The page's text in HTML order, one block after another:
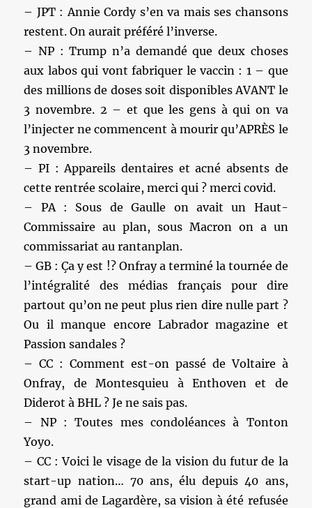
– JPT : Annie Cordy s’en va mais ses chansons
restent. On aurait préféré l’inverse.
– NP : Trump n’a demandé que deux choses
aux labos qui vont fabriquer le vaccin : 1 – que
des millions de doses soit disponibles AVANT le
3 novembre. 2 – et que les gens à qui on va
l’injecter ne commencent à mourir qu’APRÈS le
3 novembre.
– PI : Appareils dentaires et acné absents de
cette rentrée scolaire, merci qui ? merci covid.
– PA : Sous de Gaulle on avait un Haut-
Commissaire au plan, sous Macron on a un
commissariat au rantanplan.
– GB : Ça y est !? Onfray a terminé la tournée de
l’intégralité des médias français pour dire
partout qu’on ne peut plus rien dire nulle part ?
Ou il manque encore Labrador magazine et
Passion sandales ?
– CC : Comment est-on passé de Voltaire à
Onfray, de Montesquieu à Enthoven et de
Diderot à BHL ? Je ne sais pas.
– NP : Toutes mes condoléances à Tonton
Yoyo.
– CC : Voici le visage de la vision du futur de la
start-up nation… 70 ans, élu depuis 40 ans,
grand ami de Lagardère, sa vision à été refusée